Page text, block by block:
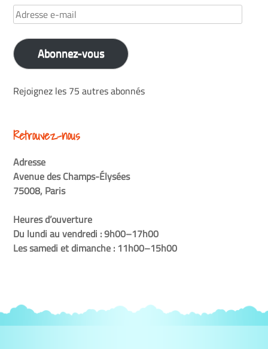
Adresse
e-
mail
Abonnez-vous
Rejoignez les 75 autres abonnés
Retrouvez-nous
Adresse
Avenue des Champs-Élysées
75008, Paris
Heures d’ouverture
Du lundi au vendredi : 9h00–17h00
Les samedi et dimanche : 11h00–15h00